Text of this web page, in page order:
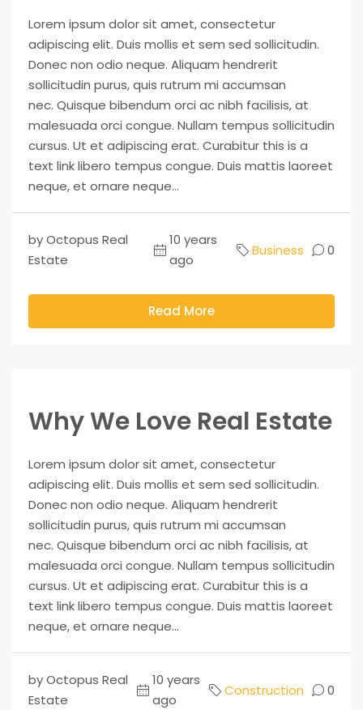
Lorem ipsum dolor sit amet, consectetur
adipiscing elit. Duis mollis et sem sed sollicitudin.
Donec non odio neque. Aliquam hendrerit
sollicitudin purus, quis rutrum mi accumsan
nec. Quisque bibendum orci ac nibh facilisis, at
malesuada orci congue. Nullam tempus sollicitudin
cursus. Ut et adipiscing erat. Curabitur this is a
text link libero tempus congue. Duis mattis laoreet
neque, et ornare neque...
by Octopus Real
Estate
10 years
ago
Business 0
Read More
Why We Love Real Estate
Lorem ipsum dolor sit amet, consectetur
adipiscing elit. Duis mollis et sem sed sollicitudin.
Donec non odio neque. Aliquam hendrerit
sollicitudin purus, quis rutrum mi accumsan
nec. Quisque bibendum orci ac nibh facilisis, at
malesuada orci congue. Nullam tempus sollicitudin
cursus. Ut et adipiscing erat. Curabitur this is a
text link libero tempus congue. Duis mattis laoreet
neque, et ornare neque...
by Octopus Real
Estate
10 years
ago
Construction 0